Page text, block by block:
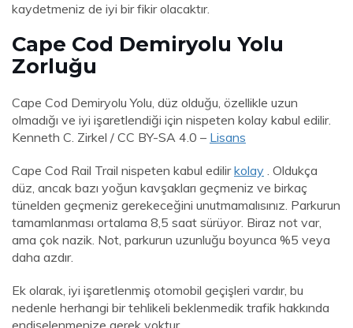
kaydetmeniz de iyi bir fikir olacaktır.
Cape Cod Demiryolu Yolu
Zorluğu
Cape Cod Demiryolu Yolu, düz olduğu, özellikle uzun
olmadığı ve iyi işaretlendiği için nispeten kolay kabul edilir.
Kenneth C. Zirkel / CC BY-SA 4.0 – Lisans
Cape Cod Rail Trail nispeten kabul edilirkolay . Oldukça
düz, ancak bazı yoğun kavşakları geçmeniz ve birkaç
tünelden geçmeniz gerekeceğini unutmamalısınız. Parkurun
tamamlanması ortalama 8,5 saat sürüyor. Biraz not var,
ama çok nazik. Not, parkurun uzunluğu boyunca %5 veya
daha azdır.
Ek olarak, iyi işaretlenmiş otomobil geçişleri vardır, bu
nedenle herhangi bir tehlikeli beklenmedik trafik hakkında